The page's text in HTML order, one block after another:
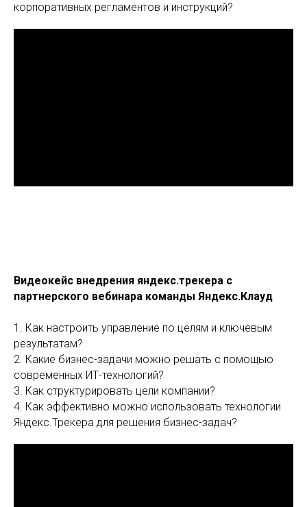
корпоративных регламентов и инструкций?
Видеокейс внедрения яндекс.трекера с
партнерского вебинара команды Яндекс.Клауд
1. Как настроить управление по целям и ключевым
результатам?
2. Какие бизнес-задачи можно решать с помощью
современных ИТ-технологий?
3. Как структурировать цели компании?
4. Как эффективно можно использовать технологии
Яндекс.Трекера для решения бизнес-задач?